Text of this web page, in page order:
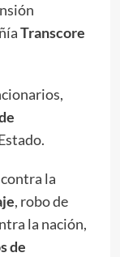
Transcore
la
, robo de
la nación,
de